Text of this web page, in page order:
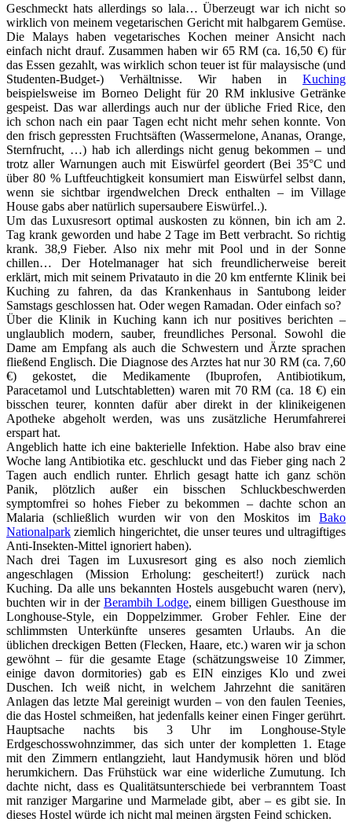
Geschmeckt hats allerdings so lala… Überzeugt war ich nicht so
wirklich von meinem vegetarischen Gericht mit halbgarem Gemüse.
Die Malays haben vegetarisches Kochen meiner Ansicht nach
einfach nicht drauf. Zusammen haben wir 65 RM (ca. 16,50 €) für
das Essen gezahlt, was wirklich schon teuer ist für malaysische (und
Studenten-Budget-) Verhältnisse. Wir haben in Kuching
beispielsweise im Borneo Delight für 20 RM inklusive Getränke
gespeist. Das war allerdings auch nur der übliche Fried Rice, den
ich schon nach ein paar Tagen echt nicht mehr sehen konnte. Von
den frisch gepressten Fruchtsäften (Wassermelone, Ananas, Orange,
Sternfrucht, …) hab ich allerdings nicht genug bekommen – und
trotz aller Warnungen auch mit Eiswürfel geordert (Bei 35°C und
über 80 % Luftfeuchtigkeit konsumiert man Eiswürfel selbst dann,
wenn sie sichtbar irgendwelchen Dreck enthalten – im Village
House gabs aber natürlich supersaubere Eiswürfel..).
Um das Luxusresort optimal auskosten zu können, bin ich am 2.
Tag krank geworden und habe 2 Tage im Bett verbracht. So richtig
krank. 38,9 Fieber. Also nix mehr mit Pool und in der Sonne
chillen… Der Hotelmanager hat sich freundlicherweise bereit
erklärt, mich mit seinem Privatauto in die 20 km entfernte Klinik bei
Kuching zu fahren, da das Krankenhaus in Santubong leider
Samstags geschlossen hat. Oder wegen Ramadan. Oder einfach so?
Über die Klinik in Kuching kann ich nur positives berichten –
unglaublich modern, sauber, freundliches Personal. Sowohl die
Dame am Empfang als auch die Schwestern und Ärzte sprachen
fließend Englisch. Die Diagnose des Arztes hat nur 30 RM (ca. 7,60
€) gekostet, die Medikamente (Ibuprofen, Antibiotikum,
Paracetamol und Lutschtabletten) waren mit 70 RM (ca. 18 €) ein
bisschen teurer, konnten dafür aber direkt in der klinikeigenen
Apotheke abgeholt werden, was uns zusätzliche Herumfahrerei
erspart hat.
Angeblich hatte ich eine bakterielle Infektion. Habe also brav eine
Woche lang Antibiotika etc. geschluckt und das Fieber ging nach 2
Tagen auch endlich runter. Ehrlich gesagt hatte ich ganz schön
Panik, plötzlich außer ein bisschen Schluckbeschwerden
symptomfrei so hohes Fieber zu bekommen – dachte schon an
Malaria (schließlich wurden wir von den Moskitos im Bako
Nationalpark ziemlich hingerichtet, die unser teures und ultragiftiges
Anti-Insekten-Mittel ignoriert haben).
Nach drei Tagen im Luxusresort ging es also noch ziemlich
angeschlagen (Mission Erholung: gescheitert!) zurück nach
Kuching. Da alle uns bekannten Hostels ausgebucht waren (nerv),
buchten wir in der Berambih Lodge, einem billigen Guesthouse im
Longhouse-Style, ein Doppelzimmer. Grober Fehler. Eine der
schlimmsten Unterkünfte unseres gesamten Urlaubs. An die
üblichen dreckigen Betten (Flecken, Haare, etc.) waren wir ja schon
gewöhnt – für die gesamte Etage (schätzungsweise 10 Zimmer,
einige davon dormitories) gab es EIN einziges Klo und zwei
Duschen. Ich weiß nicht, in welchem Jahrzehnt die sanitären
Anlagen das letzte Mal gereinigt wurden – von den faulen Teenies,
die das Hostel schmeißen, hat jedenfalls keiner einen Finger gerührt.
Hauptsache nachts bis 3 Uhr im Longhouse-Style
Erdgeschosswohnzimmer, das sich unter der kompletten 1. Etage
mit den Zimmern entlangzieht, laut Handymusik hören und blöd
herumkichern. Das Frühstück war eine widerliche Zumutung. Ich
dachte nicht, dass es Qualitätsunterschiede bei verbranntem Toast
mit ranziger Margarine und Marmelade gibt, aber – es gibt sie. In
dieses Hostel würde ich nicht mal meinen ärgsten Feind schicken.